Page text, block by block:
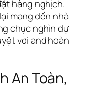
hàng nghịch.
mang đến nhà
chục nghìn dự
vời and hoàn
An Toàn,